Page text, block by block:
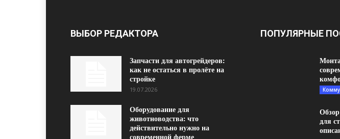
ВЫБОР РЕДАКТОРА
Запчасти для автогрейдеров:
как не остаться в пролёте на
стройке
19.07.2026
Оборудование для
животноводства: что
действительно нужно на
современной ферме
ПОПУЛЯРНЫЕ
для